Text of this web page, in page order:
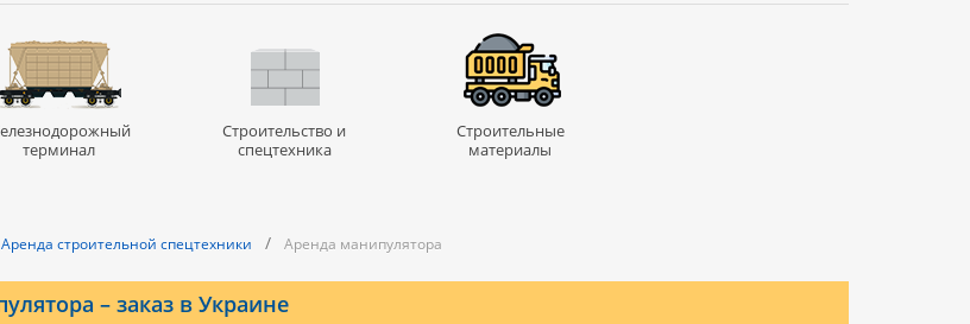
терминал
Строительство и
спецтехника
Строительные
материалы
Аренда строительной спецтехники / Аренда манипулятора
– заказ в Украине